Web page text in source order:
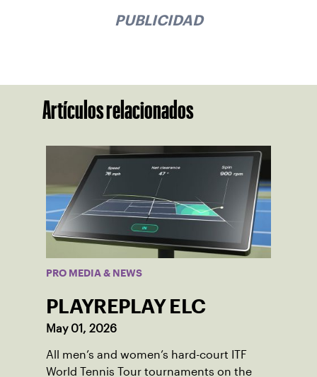
PUBLICIDAD
Artículos relacionados
PRO MEDIA & NEWS
PLAYREPLAY ELC
May 01, 2026
All men’s and women’s hard-court ITF
World Tennis Tour tournaments on the